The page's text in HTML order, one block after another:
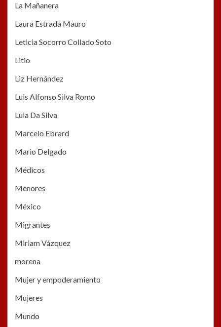
La Mañanera
Laura Estrada Mauro
Leticia Socorro Collado Soto
Litio
Liz Hernández
Luis Alfonso Silva Romo
Lula Da Silva
Marcelo Ebrard
Mario Delgado
Médicos
Menores
México
Migrantes
Miriam Vázquez
morena
Mujer y empoderamiento
Mujeres
Mundo